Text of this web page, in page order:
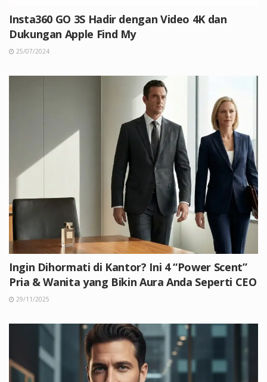
Insta360 GO 3S Hadir dengan Video 4K dan
Dukungan Apple Find My
25/07/2024
Ingin Dihormati di Kantor? Ini 4 “Power Scent”
Pria & Wanita yang Bikin Aura Anda Seperti CEO
29/11/2025